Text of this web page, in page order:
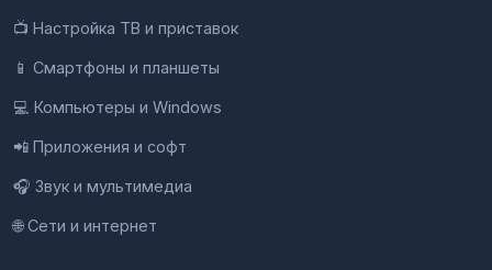
📺 Настройка ТВ и приставок
📱 Смартфоны и планшеты
💻 Компьютеры и Windows
📲 Приложения и софт
🎧 Звук и мультимедиа
🌐 Сети и интернет